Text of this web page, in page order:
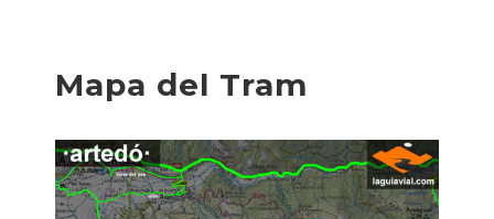
Mapa del Tram